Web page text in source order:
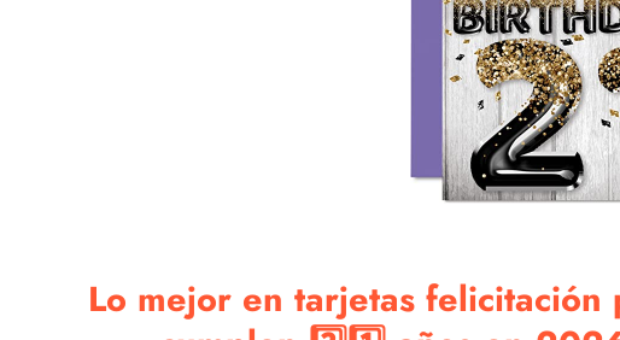
Lo mejor en tarjetas